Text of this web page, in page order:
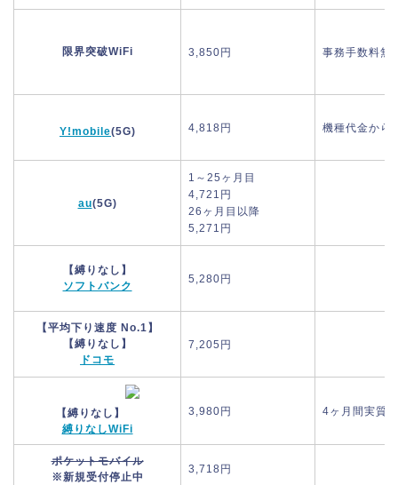
限界突破WiFi 3,850円 事務手数料無
Y!mobile(5G) 4,818円 機種代金から
au(5G)
1～25ヶ月目
4,721円
26ヶ月目以降
5,271円
【縛りなし】
ソフトバンク
5,280円
【平均下り速度 No.1】
【縛りなし】
ドコモ
7,205円
【縛りなし】
縛りなしWiFi
3,980円 4ヶ月間実質
ポケットモバイル
※新規受付停止中
3,718円